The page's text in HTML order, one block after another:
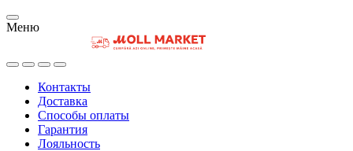
Меню
Контакты
Доставка
Способы оплаты
Гарантия
Лояльность